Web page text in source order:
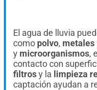
El agua de lluvia
como polvo, metales
y microorganismos,
contacto con
filtrosy la limpieza
captación ayudan a